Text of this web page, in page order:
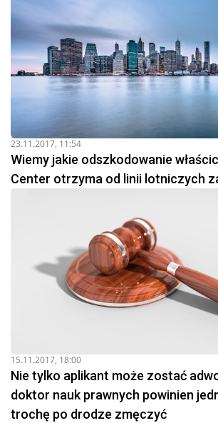
23.11.2017, 11:54
Wiemy jakie odszkodowanie
Center otrzyma od linii lotniczych
15.11.2017, 18:00
Nie tylko aplikant może zostać
doktor nauk prawnych powinien
trochę po drodze zmęczyć